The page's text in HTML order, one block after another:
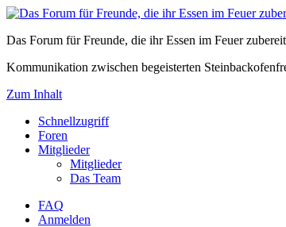
Das Forum für Freunde, die ihr Essen im Feuer
Kommunikation zwischen begeisterten
Zum Inhalt
Schnellzugriff
Foren
Mitglieder
Mitglieder
Das Team
FAQ
Anmelden